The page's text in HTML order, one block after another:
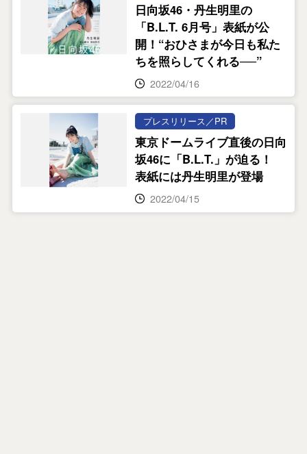
日向坂46・丹生明里の
「B.L.T. 6月号」表紙が公
開！“おひさまが今日も私た
ちを照らしてくれる──”
2022/04/16
プレスリリース／PR
東京ドームライブ直後の日向
坂46に「B.L.T.」が迫る！
表紙には丹生明里が登場
2022/04/15